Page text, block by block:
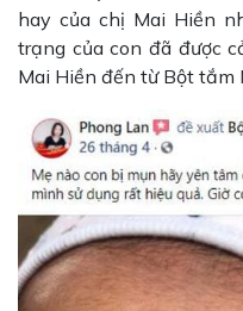
hay của chị Mai Hiền
trạng của con đã được
Mai Hiền đến từ Bột tắm